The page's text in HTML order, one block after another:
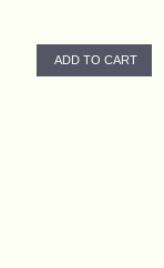
ADD TO CART